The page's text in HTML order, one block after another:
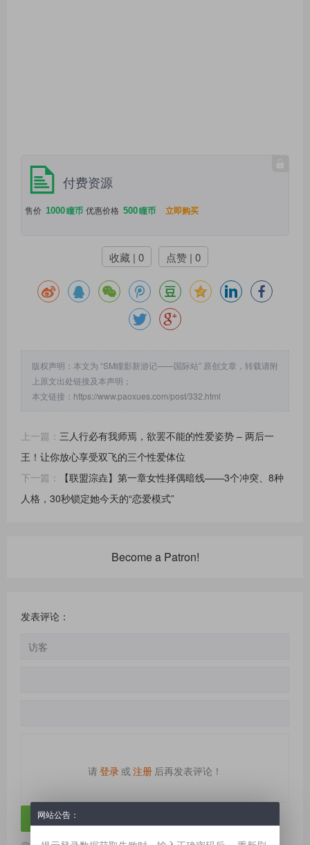
付费资源
售价 1000瞳币 优惠价格 500瞳币 立即购买
收藏 | 0 点赞 | 0
版权声明：本文为 “SM瞳影新游记——国际站” 原创文章，转载请附
上原文出处链接及本声明；
本文链接： https://www.paoxues.com/post/332.html
上一篇： 三人行必有我师焉，欲罢不能的性爱姿势 – 两后一
王！让你放心享受双飞的三个性爱体位
下一篇：
【联盟淙垚】第一章女性择偶暗线——3个冲突、8种
人格，30秒锁定她今天的“恋爱模式”
Become a Patron!
发表评论：
请登录或注册 后再发表评论！
网站公告：